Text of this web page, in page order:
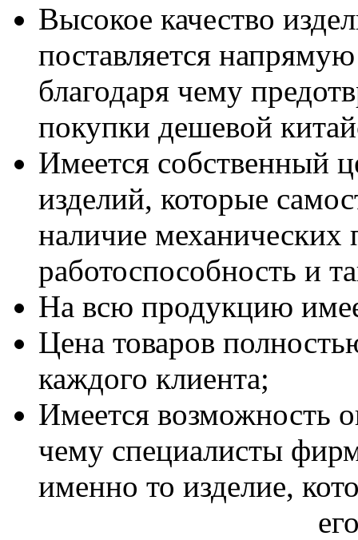
Высокое качество
поставляется
благодаря чему
покупки дешевой
Имеется собственный
изделий, которые
наличие механических
работоспособность и
На всю продукцию
Цена товаров
каждого клиента;
Имеется возможность
чему специалисты
именно то изделие,